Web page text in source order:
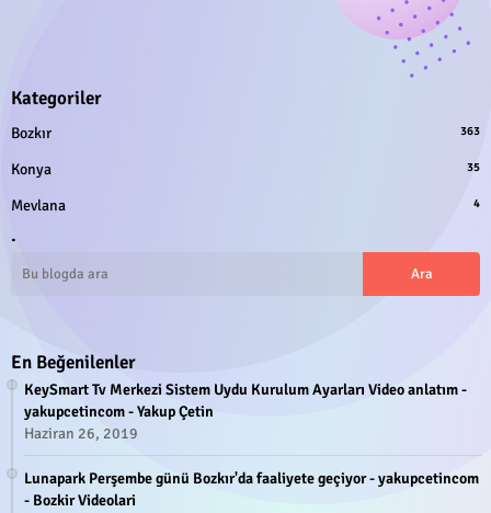
Kategoriler
Bozkır 363
Konya 35
Mevlana 4
.
En Beğenilenler
KeySmart Tv Merkezi Sistem Uydu Kurulum Ayarları Video anlatım -
yakupcetincom - Yakup Çetin
Haziran 26, 2019
Lunapark Perşembe günü Bozkır'da faaliyete geçiyor - yakupcetincom
- Bozkir Videolari